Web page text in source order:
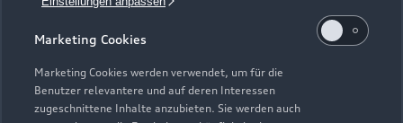
Marketing Cookies
Marketing Cookies werden verwendet, um für die
Benutzer relevantere und auf deren Interessen
zugeschnittene Inhalte anzubieten. Sie werden auch
Geschäftskunden
Audi Services
Garantie
Audi digital services
myAudi
Audi Code
Über Audi
Unternehmen
Karriere